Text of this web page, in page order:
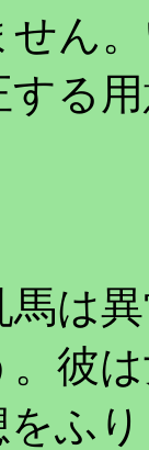
せん
る
は
彼
ふ